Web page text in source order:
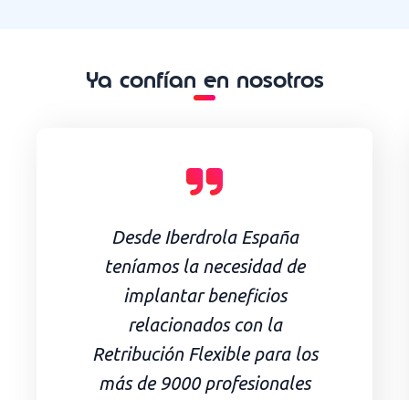
Ya confían en nosotros
Desde Iberdrola España
teníamos la necesidad de
implantar beneficios
relacionados con la
Retribución Flexible para los
más de 9000 profesionales